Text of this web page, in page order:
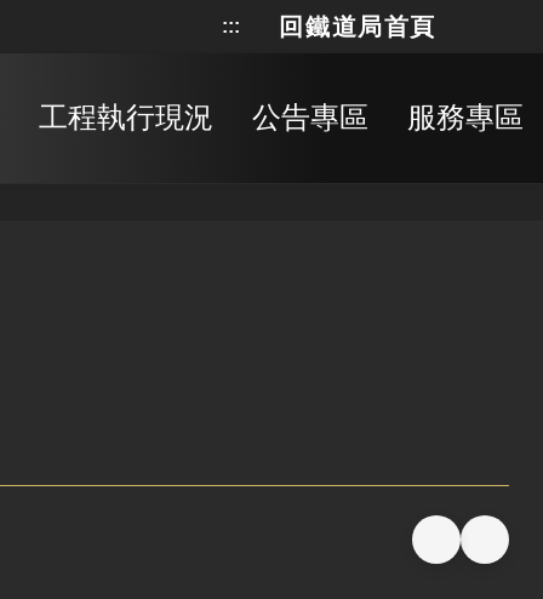
::: 回鐵道局首頁
工程執行現況 公告專區 服務專區